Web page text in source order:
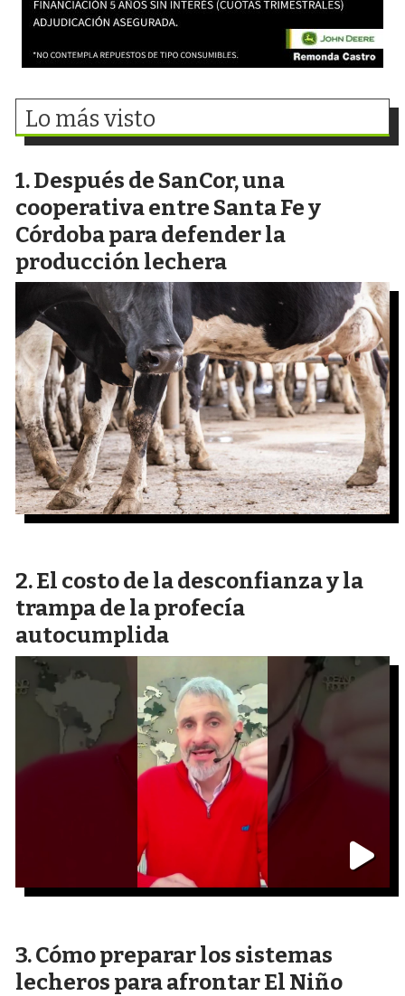
Lo más visto
Después de SanCor, una
cooperativa entre Santa Fe y
Córdoba para defender la
producción lechera
El costo de la desconfianza y la
trampa de la profecía
autocumplida
Cómo preparar los sistemas
lecheros para afrontar El Niño